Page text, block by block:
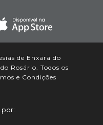
de Enxara do
Rosário. Todos os
e Condições